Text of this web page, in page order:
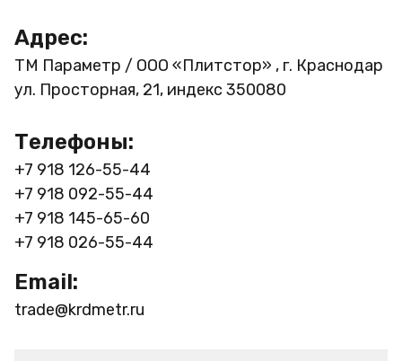
Адрес:
ТМ Параметр / ООО «Плитстор» , г. Краснодар
ул. Просторная, 21, индекс 350080
Телефоны:
+7 918 126-55-44
+7 918 092-55-44
+7 918 145-65-60
+7 918 026-55-44
Email:
trade@krdmetr.ru